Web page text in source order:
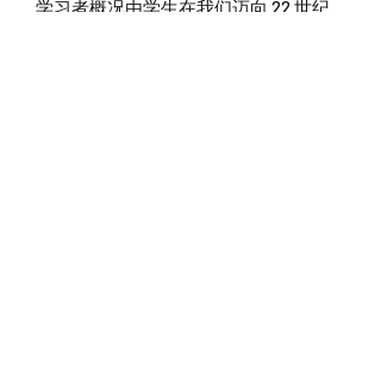
学习者概况由学生在我们迈向 22 世纪